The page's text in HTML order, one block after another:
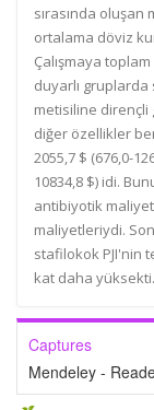
sırasında oluşan
ortalama döviz
Çalışmaya
duyarlı gruplarda
metisiline dirençli
diğer özellikler
2055,7 $ (676,0-
10834,8 $) idi.
antibiyotik
maliyetleriydi.
stafilokok PJI'nin
kat daha yüksekti.
Captures
Mendeley -